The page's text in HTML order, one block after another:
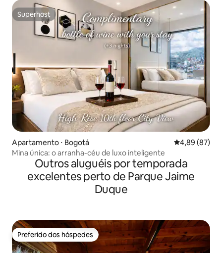
Superhost
Superhost
Apartamento ⋅ Bogotá 4,89 de uma
4,89 (87)
Mina única: o arranha-céu de luxo inteligente
Outros aluguéis por temporada
excelentes perto de Parque Jaime
Duque
Preferido dos hóspedes
Preferido dos hóspedes